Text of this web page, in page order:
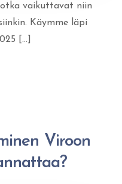
vaikuttavat niin
Käymme läpi
[…]
Viroon